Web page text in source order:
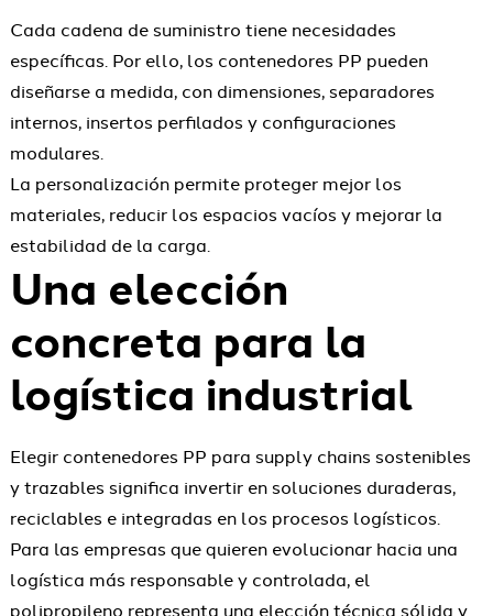
Cada cadena de suministro tiene necesidades
específicas. Por ello, los contenedores PP pueden
diseñarse a medida, con dimensiones, separadores
internos, insertos perfilados y configuraciones
modulares.
La personalización permite proteger mejor los
materiales, reducir los espacios vacíos y mejorar la
estabilidad de la carga.
Una elección
concreta para la
logística industrial
Elegir contenedores PP para supply chains sostenibles
y trazables significa invertir en soluciones duraderas,
reciclables e integradas en los procesos logísticos.
Para las empresas que quieren evolucionar hacia una
logística más responsable y controlada, el
polipropileno representa una elección técnica sólida y